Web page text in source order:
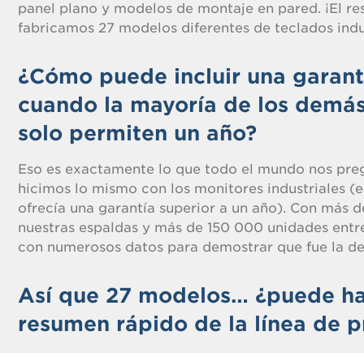
panel plano y modelos de montaje en pared. ¡El
fabricamos 27 modelos diferentes de teclados
¿Cómo puede incluir una
cuando la mayoría de los
solo permiten un año?
Eso es exactamente lo que todo el mundo nos
hicimos lo mismo con los monitores industriales
ofrecía una garantía superior a un año). Con más
nuestras espaldas y más de 150 000 unidades
con numerosos datos para demostrar que fue la
Así que 27 modelos… ¿puede
resumen rápido de la línea de